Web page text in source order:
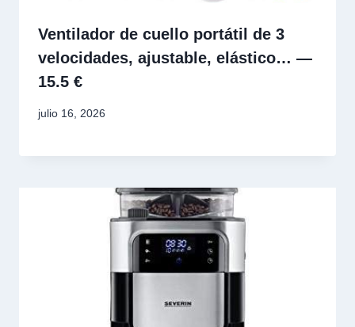
Ventilador de cuello portátil de 3
velocidades, ajustable, elástico… —
15.5 €
julio 16, 2026